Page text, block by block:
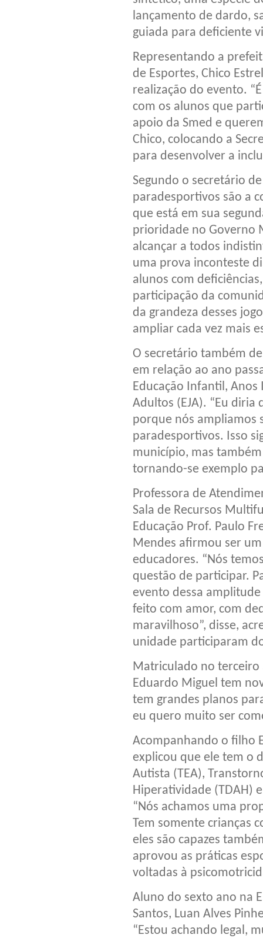
lançamento de dardo,
guiada para deficiente
Representando a
de Esportes, Chico
realização do evento.
com os alunos que
apoio da Smed e
Chico, colocando a
para desenvolver a
Segundo o secretário
paradesportivos são a
que está em sua
prioridade no Governo
alcançar a todos
uma prova inconteste
alunos com
participação da
da grandeza desses
ampliar cada vez mais
O secretário também
em relação ao ano
Educação Infantil, Anos
Adultos (EJA). “Eu
porque nós ampliamos
paradesportivos. Isso
município, mas
tornando-se exemplo
Professora de
Sala de Recursos
Educação Prof. Paulo
Mendes afirmou ser
educadores. “Nós
questão de participar.
evento dessa
feito com amor, com
maravilhoso”, disse,
unidade participaram
Matriculado no terceiro
Eduardo Miguel tem
tem grandes planos
eu quero muito ser
Acompanhando o filho
explicou que ele tem o
Autista (TEA),
Hiperatividade (TDAH)
“Nós achamos uma
Tem somente crianças
eles são capazes
aprovou as práticas
voltadas à
Aluno do sexto ano na
Santos, Luan Alves
“Estou achando legal,